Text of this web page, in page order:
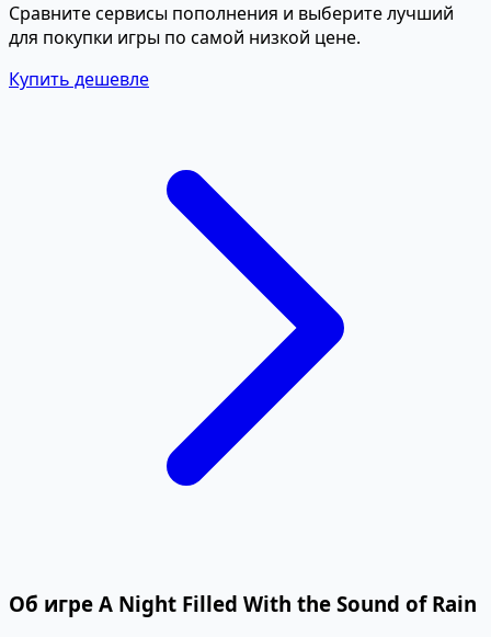
Сравните сервисы пополнения и выберите лучший
для покупки игры по самой низкой цене.
Купить дешевле
Об игре A Night Filled With the Sound of Rain